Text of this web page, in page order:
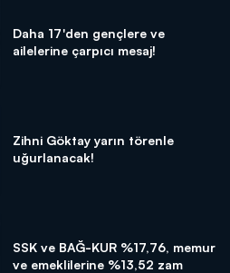
Daha 17'den gençlere ve
ailelerine çarpıcı mesaj!
Zihni Göktay yarın törenle
uğurlanacak!
SSK ve BAĞ-KUR %17,76, memur
ve emeklilerine %13,52 zam